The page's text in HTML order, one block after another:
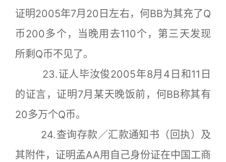
证明2005年7月20日左右，何BB为其充了Q
币200多个，当晚用去110个，第三天发现
所剩Q币不见了。
23.证人毕汝俊2005年8月4日和11日
的证言，证明7月某天晚饭前，何BB称其有
20多万个Q币。
24.查询存款／汇款通知书（回执）及
其附件，证明孟AA用自己身份证在中国工商